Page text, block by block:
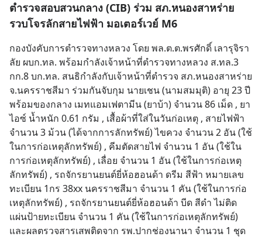
ตำรวจสอบสวนกลาง (CIB) ร่วม สภ.หนองสาหร่าย
รวบโจรลักสายไฟฟ้า มอเตอร์เวย์ M6
กองบังคับการตำรวจทางหลวง โดย พล.ต.ต.พรศักดิ์ เลารุจิรา
ลัย ผบก.ทล. พร้อมกำลังเจ้าหน้าที่ตำรวจทางหลวง ส.ทล.3
กก.8 บก.ทล. สนธิกำลังกับเจ้าหน้าที่ตำรวจ สภ.หนองสาหร่าย
จ.นครราชสีมา ร่วมกันจับกุม นายเชน (นามสมมุติ) อายุ 23 ปี
พร้อมของกลาง เมทแอมเฟตามีน (ยาบ้า) จำนวน 86 เม็ด , ยา
ไอซ์ น้ำหนัก 0.61 กรัม , เสื้อผ้าที่ใส่ในวันก่อเหตุ , สายไฟฟ้า
จำนวน 3 ม้วน (ได้จากการลักทรัพย์) ไขควง จำนวน 2 อัน (ใช้
ในการก่อเหตุลักทรัพย์) , คีมตัดสายไฟ จำนวน 1 อัน (ใช้ใน
การก่อเหตุลักทรัพย์) , เลื่อย จำนวน 1 อัน (ใช้ในการก่อเหตุ
ลักทรัพย์) , รถจักรยานยนต์ยี่ห้อฮอนด้า ดรีม สีฟ้า หมายเลข
ทะเบียน 1กร 38xx นครราชสีมา จำนวน 1 คัน (ใช้ในการก่อ
เหตุลักทรัพย์) , รถจักรยานยนต์ยี่ห้อฮอนด้า บีด สีดำ ไม่ติด
แผ่นป้ายทะเบียน จำนวน 1 คัน (ใช้ในการก่อเหตุลักทรัพย์)
และผลตรวจสารเสพติดจาก รพ.ปากช่องนานา จำนวน 1 ชุด